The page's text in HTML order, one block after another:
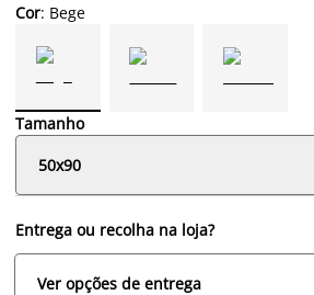
Cor: Bege
Tamanho
50x90
Entrega ou recolha na loja?
Ver opções de entrega